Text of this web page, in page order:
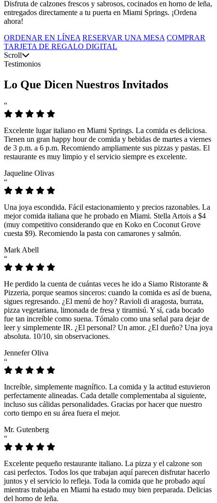
Disfruta de calzones frescos y sabrosos, cocinados en horno de leña,
entregados directamente a tu puerta en Miami Springs. ¡Ordena
ahora!
ORDENAR EN LÍNEA RESERVAR UNA MESA COMPRAR
TARJETA DE REGALO DIGITAL
Scroll
Testimonios
Lo Que Dicen Nuestros Invitados
“
Excelente lugar italiano en Miami Springs. La comida es deliciosa.
Tienen un gran happy hour de comida y bebidas de martes a viernes
de 3 p.m. a 6 p.m. Recomiendo ampliamente sus pizzas y pastas. El
restaurante es muy limpio y el servicio siempre es excelente.
Jaqueline Olivas
“
Una joya escondida. Fácil estacionamiento y precios razonables. La
mejor comida italiana que he probado en Miami. Stella Artois a $4
(muy competitivo considerando que en Koko en Coconut Grove
cuesta $9). Recomiendo la pasta con camarones y salmón.
Mark Abell
“
He perdido la cuenta de cuántas veces he ido a Siamo Ristorante &
Pizzeria, porque seamos sinceros: cuando la comida es así de buena,
sigues regresando. ¿El menú de hoy? Ravioli di aragosta, burrata,
pizza vegetariana, limonada de fresa y tiramisú. Y sí, cada bocado
fue tan increíble como suena. Tómalo como una señal para dejar de
leer y simplemente IR. ¿El personal? Un amor. ¿El dueño? Una joya
absoluta. 10/10, sin observaciones.
Jennefer Oliva
“
Increíble, simplemente magnífico. La comida y la actitud estuvieron
perfectamente alineadas. Cada detalle complementaba al siguiente,
incluso sus cálidas personalidades. Gracias por hacer que nuestro
corto tiempo en su área fuera el mejor.
Mr. Gutenberg
“
Excelente pequeño restaurante italiano. La pizza y el calzone son
casi perfectos. Todos los que trabajan aquí parecen disfrutar hacerlo
juntos y el servicio lo refleja. Toda la comida que he probado aquí
mientras trabajaba en Miami ha estado muy bien preparada. Delicias
del horno de leña.